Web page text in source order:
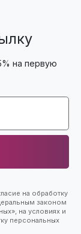
на первую
на обработку
законом
на условиях и
персональных